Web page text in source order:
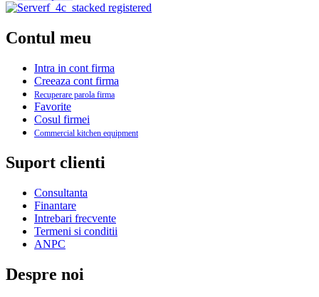
Contul meu
Intra in cont firma
Creeaza cont firma
Recuperare parola firma
Favorite
Cosul firmei
Commercial kitchen equipment
Suport clienti
Consultanta
Finantare
Intrebari frecvente
Termeni si conditii
ANPC
Despre noi